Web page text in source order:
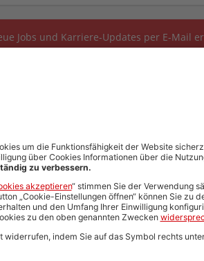
Jobs und Karriere-Updates per E-Mail